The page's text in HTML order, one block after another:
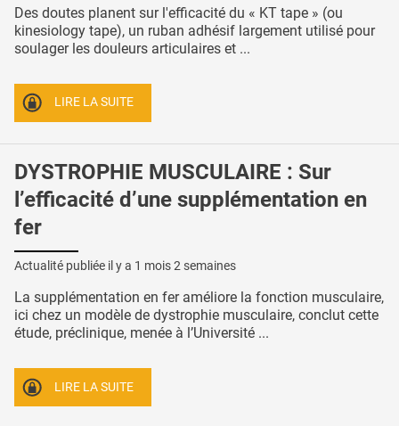
Des doutes planent sur l'efficacité du « KT tape » (ou
kinesiology tape), un ruban adhésif largement utilisé pour
soulager les douleurs articulaires et ...
LIRE LA SUITE
DYSTROPHIE MUSCULAIRE : Sur
l’efficacité d’une supplémentation en
fer
Actualité publiée il y a 1 mois 2 semaines
La supplémentation en fer améliore la fonction musculaire,
ici chez un modèle de dystrophie musculaire, conclut cette
étude, préclinique, menée à l’Université ...
LIRE LA SUITE